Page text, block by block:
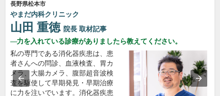
長野県松本市
やまだ内科クリニック
山田 重徳 院長 取材記事
力を入れている診療がありましたら教えてください。
私の専門である消化器疾患は、患
者さんへの問診、血液検査、胃カ
メラ、大腸カメラ、腹部超音波検
査を駆使して早期発見・早期治療
に力を注いでいます。消化器疾患